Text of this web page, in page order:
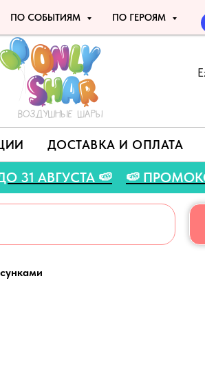
ПО СОБЫТИЯМ ПО ГЕРОЯМ
ДОСТАВКА И ОПЛАТА
ДО 31 АВГУСТА 🍉 🍉